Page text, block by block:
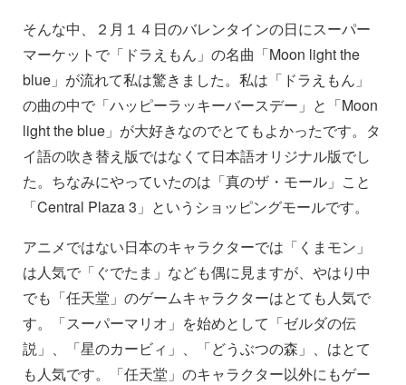
そんな中、２月１４日のバレンタインの日にスーパー
マーケットで「ドラえもん」の名曲「Moon light the
blue」が流れて私は驚きました。私は「ドラえもん」
の曲の中で「ハッピーラッキーバースデー」と「Moon
light the blue」が大好きなのでとてもよかったです。タ
イ語の吹き替え版ではなくて日本語オリジナル版でし
た。ちなみにやっていたのは「真のザ・モール」こと
「Central Plaza 3」というショッピングモールです。
アニメではない日本のキャラクターでは「くまモン」
は人気で「ぐでたま」なども偶に見ますが、やはり中
でも「任天堂」のゲームキャラクターはとても人気で
す。「スーパーマリオ」を始めとして「ゼルダの伝
説」、「星のカービィ」、「どうぶつの森」、はとて
も人気です。「任天堂」のキャラクター以外にもゲー